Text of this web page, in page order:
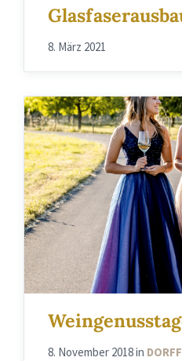
8. März 2021
8. November 2018in